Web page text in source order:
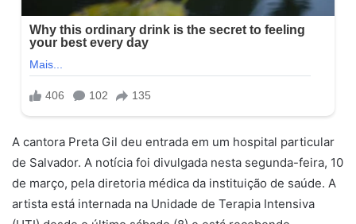
A cantora Preta Gil deu entrada em um hospital particular
de Salvador. A notícia foi divulgada nesta segunda-feira, 10
de março, pela diretoria médica da instituição de saúde. A
artista está internada na Unidade de Terapia Intensiva